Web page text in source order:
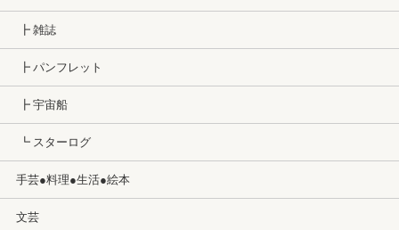
┣ 雑誌
┣ パンフレット
┣ 宇宙船
┗ スターログ
手芸●料理●生活●絵本
文芸